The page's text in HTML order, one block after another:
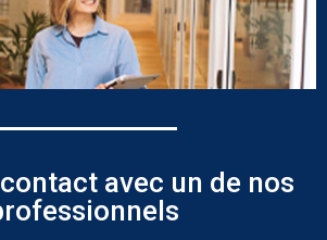
avec un de nos